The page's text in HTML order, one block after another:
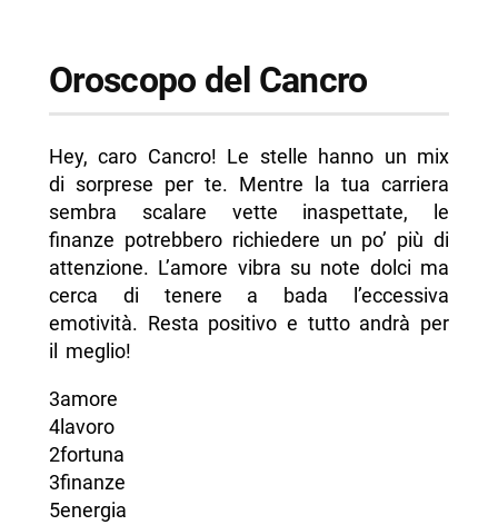
Oroscopo del Cancro
Hey, caro Cancro! Le stelle hanno un mix
di sorprese per te. Mentre la tua carriera
sembra scalare vette inaspettate, le
finanze potrebbero richiedere un po’ più di
attenzione. L’amore vibra su note dolci ma
cerca di tenere a bada l’eccessiva
emotività. Resta positivo e tutto andrà per
il meglio!
3amore
4lavoro
2fortuna
3finanze
5energia